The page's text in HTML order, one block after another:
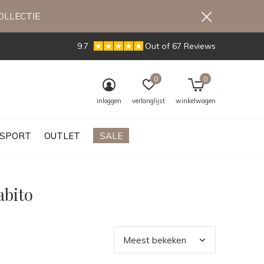
SPORT OUTLET SALE
inloggen verlanglijst
0
winkelwagen
0
9.7 Out of 67 Reviews